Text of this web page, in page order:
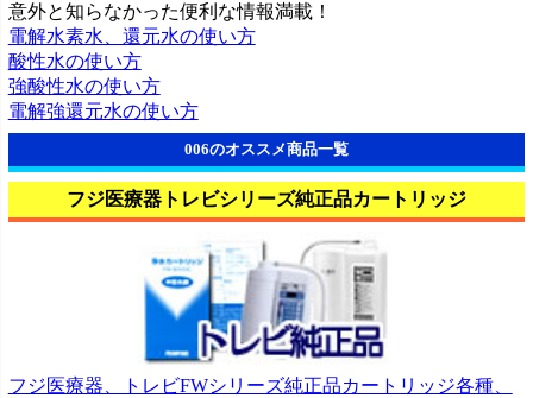
意外と知らなかった便利な情報満載！
電解水素水、還元水の使い方
酸性水の使い方
強酸性水の使い方
電解強還元水の使い方
006のオススメ商品一覧
フジ医療器トレビシリーズ純正品カートリッジ
フジ医療器、トレビFWシリーズ純正品カートリッジ各種、